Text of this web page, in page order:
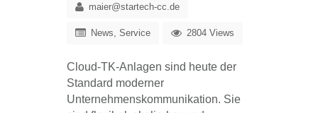
maier@startech-cc.de
News Service 2804 Views
Cloud-TK-Anlagen sind heute der
Standard moderner
Unternehmenskommunikation. Sie